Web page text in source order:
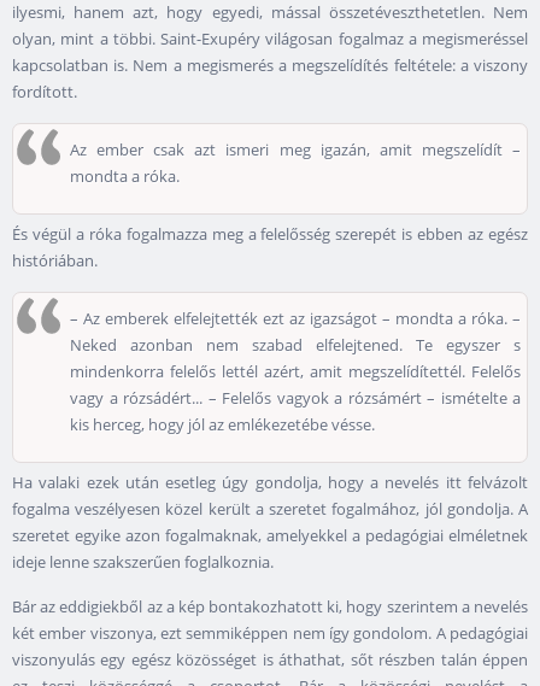
ilyesmi, hanem azt, hogy egyedi, mással összetéveszthetetlen. Nem
olyan, mint a többi. Saint-Exupéry világosan fogalmaz a megismeréssel
kapcsolatban is. Nem a megismerés a megszelídítés feltétele: a viszony
fordított.
Az ember csak azt ismeri meg igazán, amit megszelídít –
mondta a róka.
És végül a róka fogalmazza meg a felelősség szerepét is ebben az egész
históriában.
– Az emberek elfelejtették ezt az igazságot – mondta a róka. –
Neked azonban nem szabad elfelejtened. Te egyszer s
mindenkorra felelős lettél azért, amit megszelídítettél. Felelős
vagy a rózsádért... – Felelős vagyok a rózsámért – ismételte a
kis herceg, hogy jól az emlékezetébe vésse.
Ha valaki ezek után esetleg úgy gondolja, hogy a nevelés itt felvázolt
fogalma veszélyesen közel került a szeretet fogalmához, jól gondolja. A
szeretet egyike azon fogalmaknak, amelyekkel a pedagógiai elméletnek
ideje lenne szakszerűen foglalkoznia.
Bár az eddigiekből az a kép bontakozhatott ki, hogy szerintem a nevelés
két ember viszonya, ezt semmiképpen nem így gondolom. A pedagógiai
viszonyulás egy egész közösséget is áthathat, sőt részben talán éppen